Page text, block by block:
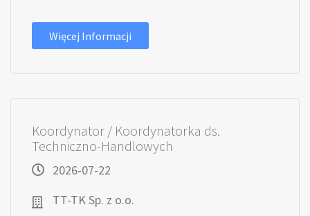
Więcej Informacji
Koordynator / Koordynatorka ds.
Techniczno-Handlowych
2026-07-22
TT-TK Sp. z o.o.